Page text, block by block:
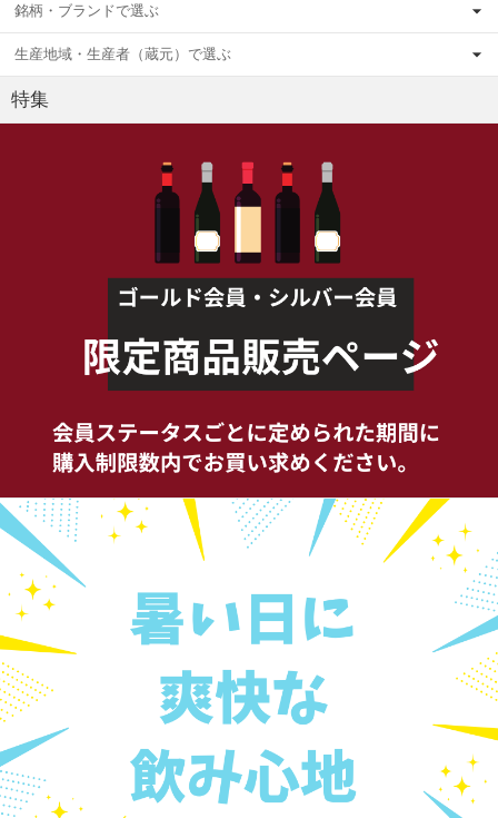
銘柄・ブランドで選ぶ
生産地域・生産者（蔵元）で選ぶ
特集